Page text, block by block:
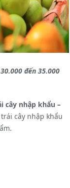
đến 35.000
cây nhập khẩu –
cây nhập khẩu